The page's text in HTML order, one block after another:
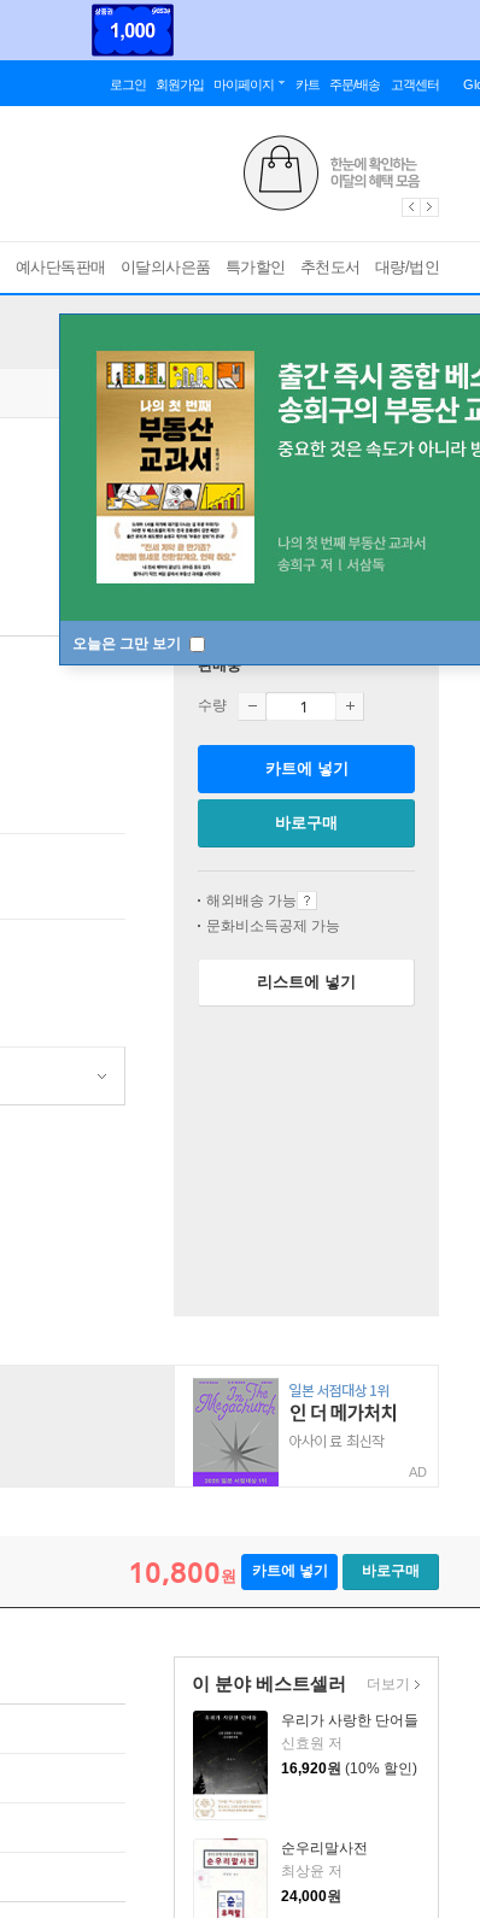
로그인 회원가입 마이페이지 카트 주문/배송 고객센터
예사단독판매 이달의사은품 특가할인 추천도서 대량/법인
오늘은 그만 보기
판매중
수량
카트에 넣기
바로구매
해외배송 가능
문화비소득공제 가능
리스트에 넣기
AD
10,800원 카트에 넣기 바로구매
이 분야 베스트셀러
우리가 사랑한 단어들
신효원 저
16,920원 (10% 할인)
순우리말사전
최상윤 저
24,000원
더보기